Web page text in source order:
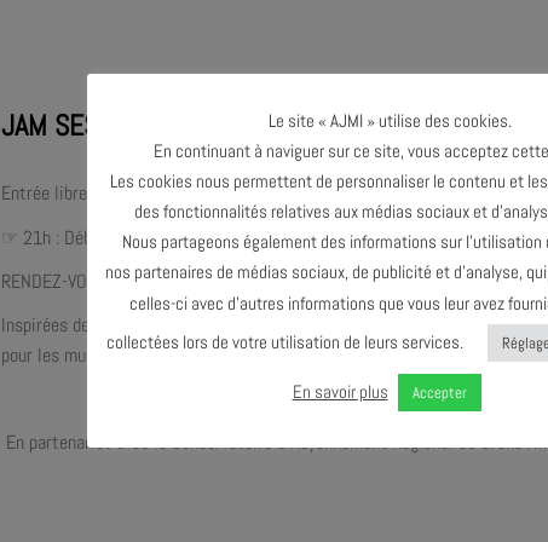
JAM SESSION #7
Entrée libre (carte « pass » à 1€ indispensable, à se procurer sur place)
☞ 21h : Début de la Jam Session
RENDEZ-VOUS MENSUEL INCONTOURNABLE !
Inspirées des sessions new-yorkaises des années 40, les Jam Sessions
pour les musiciens professionnels et amateurs de se rencontrer sur la
En partenariat avec le Conservatoire à Rayonnement Régional du Grand
Le site « AJMI » utilise des cookies.
En continuant à naviguer sur ce site, vous acceptez
Les cookies nous permettent de personnaliser le contenu et
des fonctionnalités relatives aux médias sociaux et
Nous partageons également des informations sur l’utilisation
nos partenaires de médias sociaux, de publicité et d’analyse,
celles-ci avec d’autres informations que vous leur avez
collectées lors de votre utilisation de leurs services.
En savoir plus Accepter